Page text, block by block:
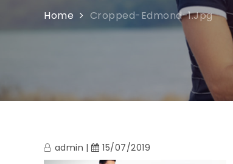
Home Cropped-Edmond-1.jpg
admin 15/07/2019